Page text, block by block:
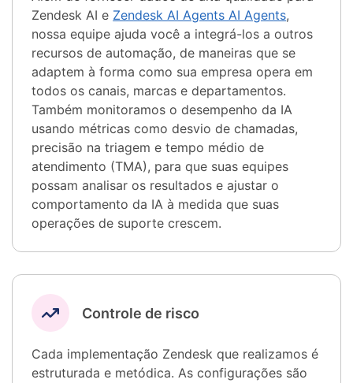
Zendesk AI e Zendesk AI Agents AI Agents,
nossa equipe ajuda você a integrá-los a outros
recursos de automação, de maneiras que se
adaptem à forma como sua empresa opera em
todos os canais, marcas e departamentos.
Também monitoramos o desempenho da IA ​​
usando métricas como desvio de chamadas,
precisão na triagem e tempo médio de
atendimento (TMA), para que suas equipes
possam analisar os resultados e ajustar o
comportamento da IA ​​à medida que suas
operações de suporte crescem.
Controle de risco
Cada implementação Zendesk que realizamos é
estruturada e metódica. As configurações são